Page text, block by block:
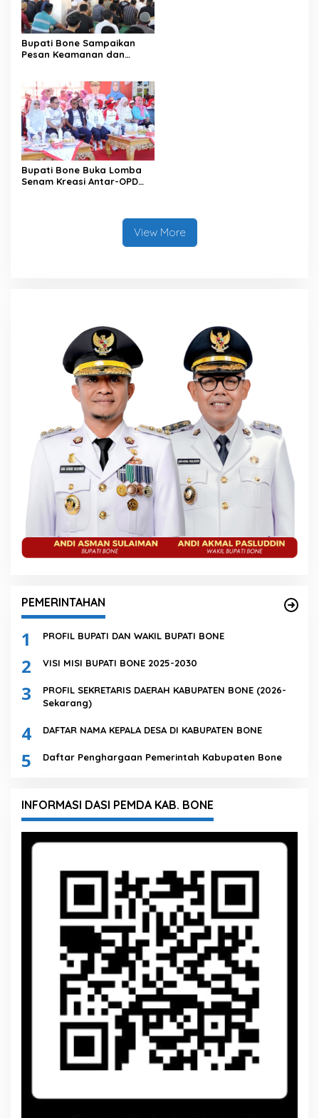
Bupati Bone Sampaikan
Pesan Keamanan dan
Bupati Bone Buka Lomba
Senam Kreasi Antar-OPD
View More
PEMERINTAHAN
1 PROFIL BUPATI DAN WAKIL BUPATI BONE
2 VISI MISI BUPATI BONE 2025-2030
3
PROFIL SEKRETARIS DAERAH KABUPATEN BONE (2026-
Sekarang)
4 DAFTAR NAMA KEPALA DESA DI KABUPATEN BONE
5 Daftar Penghargaan Pemerintah Kabupaten Bone
INFORMASI DASI PEMDA KAB. BONE